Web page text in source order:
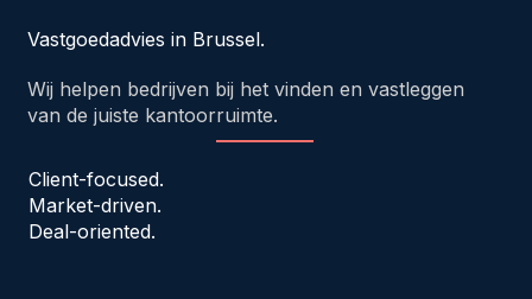
Vastgoedadvies in Brussel.
Wij helpen bedrijven bij het vinden en vastleggen
van de juiste kantoorruimte.
Client-focused.
Market-driven.
Deal-oriented.